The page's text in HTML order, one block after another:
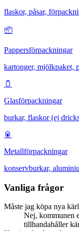
flaskor, påsar,
📦
Pappersförpackningar
kartonger, mjölkpaket,
🫙
Glasförpackningar
burkar, flaskor (ej
🥫
Metallförpackningar
konservburkar,
Vanliga frågor
Måste jag köpa nya
Nej, kommunen
tillhandahåller